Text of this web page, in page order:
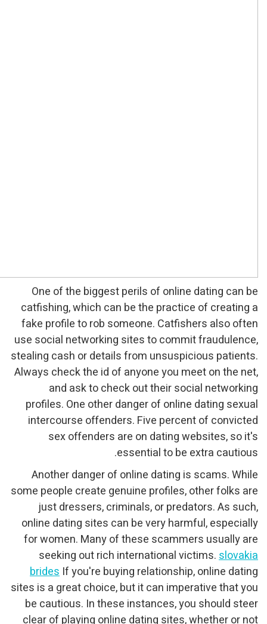
One of the biggest
catfishing, which can be
fake profile to rob
use social networking
stealing cash or details
Always check the id of
and ask to check
profiles. One other
intercourse offenders.
sex offenders are
Another danger of
some people create
just dressers,
online dating sites can
for women. Many of
seeking out rich
bridesIf you're buying
sites is a great choice, but
be cautious. In these
clear of playing online